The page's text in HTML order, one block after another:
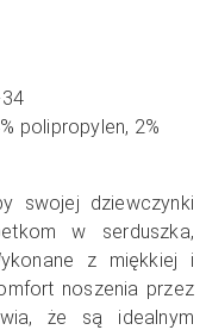
polipropylen, 2%
swojej dziewczynki
w serduszka,
z miękkiej i
noszenia przez
że są idealnym